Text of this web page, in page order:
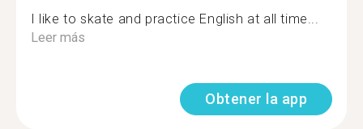
I like to skate and practice English at all time...
Leer más
Obtener la app